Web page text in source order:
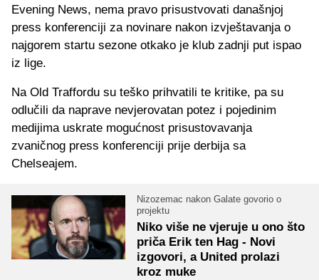
Evening News, nema pravo prisustvovati današnjoj
press konferenciji za novinare nakon izvještavanja o
najgorem startu sezone otkako je klub zadnji put ispao
iz lige.
Na Old Traffordu su teško prihvatili te kritike, pa su
odlučili da naprave nevjerovatan potez i pojedinim
medijima uskrate mogućnost prisustovavanja
zvaničnog press konferenciji prije derbija sa
Chelseajem.
Nizozemac nakon Galate govorio o
projektu
Niko više ne vjeruje u ono što
priča Erik ten Hag - Novi
izgovori, a United prolazi
kroz muke